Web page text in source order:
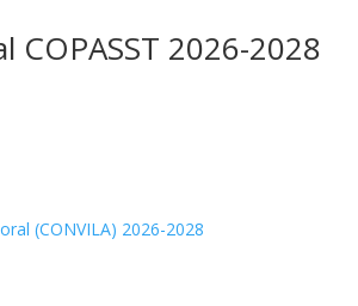
2026-2028